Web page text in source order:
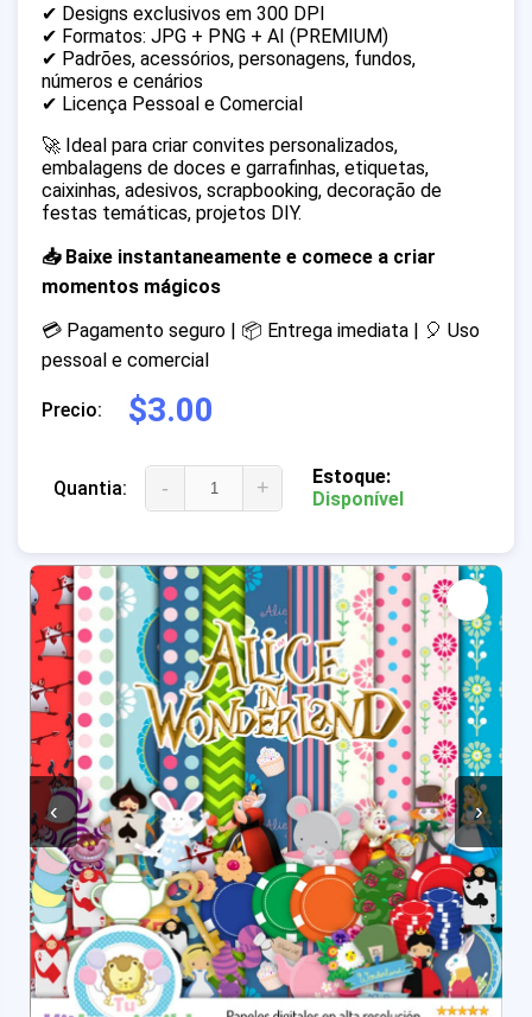
‹ ›
✔ Designs exclusivos em 300 DPI
✔ Formatos: JPG + PNG + AI (PREMIUM)
✔ Padrões, acessórios, personagens, fundos,
números e cenários
✔ Licença Pessoal e Comercial
🚀 Ideal para criar convites personalizados,
embalagens de doces e garrafinhas, etiquetas,
caixinhas, adesivos, scrapbooking, decoração de
festas temáticas, projetos DIY.
📥 Baixe instantaneamente e comece a criar
momentos mágicos
💳 Pagamento seguro | 📦 Entrega imediata | 🎈 Uso
pessoal e comercial
Precio: $3.00
Quantia: - +
Estoque:
Disponível